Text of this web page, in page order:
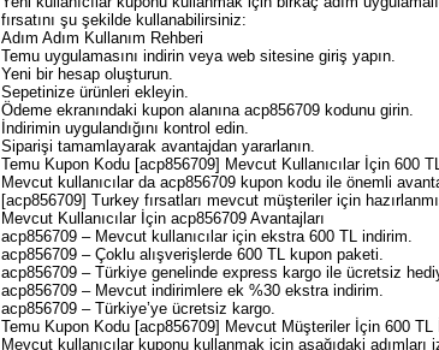
fırsatını şu şekilde kullanabilirsiniz:
Adım Adım Kullanım Rehberi
Temu uygulamasını indirin veya web sitesine giriş yapın.
Yeni bir hesap oluşturun.
Sepetinize ürünleri ekleyin.
Ödeme ekranındaki kupon alanına acp856709 kodunu girin.
İndirimin uygulandığını kontrol edin.
Siparişi tamamlayarak avantajdan yararlanın.
Temu Kupon Kodu [acp856709] Mevcut Kullanıcılar İçin 600
Mevcut kullanıcılar da acp856709 kupon kodu ile önemli
[acp856709] Turkey fırsatları mevcut müşteriler için
Mevcut Kullanıcılar İçin acp856709 Avantajları
acp856709 – Mevcut kullanıcılar için ekstra 600 TL indirim.
acp856709 – Çoklu alışverişlerde 600 TL kupon paketi.
acp856709 – Türkiye genelinde express kargo ile ücretsiz
acp856709 – Mevcut indirimlere ek %30 ekstra indirim.
acp856709 – Türkiye’ye ücretsiz kargo.
Temu Kupon Kodu [acp856709] Mevcut Müşteriler İçin 600 TL
Mevcut kullanıcılar kuponu kullanmak için aşağıdaki